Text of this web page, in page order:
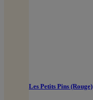
Les Petits Pins (Rouge)